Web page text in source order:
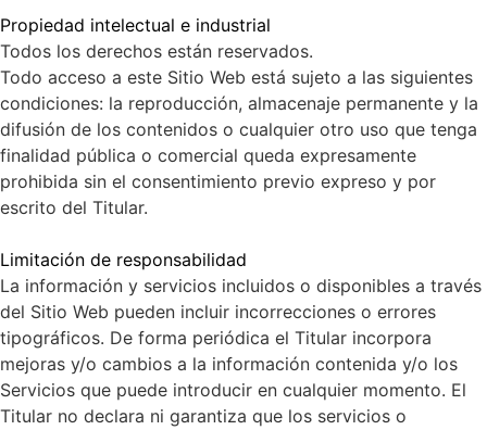
Propiedad intelectual e industrial
Todos los derechos están reservados.
Todo acceso a este Sitio Web está sujeto a las siguientes
condiciones: la reproducción, almacenaje permanente y la
difusión de los contenidos o cualquier otro uso que tenga
finalidad pública o comercial queda expresamente
prohibida sin el consentimiento previo expreso y por
escrito del Titular.
Limitación de responsabilidad
La información y servicios incluidos o disponibles a través
del Sitio Web pueden incluir incorrecciones o errores
tipográficos. De forma periódica el Titular incorpora
mejoras y/o cambios a la información contenida y/o los
Servicios que puede introducir en cualquier momento. El
Titular no declara ni garantiza que los servicios o